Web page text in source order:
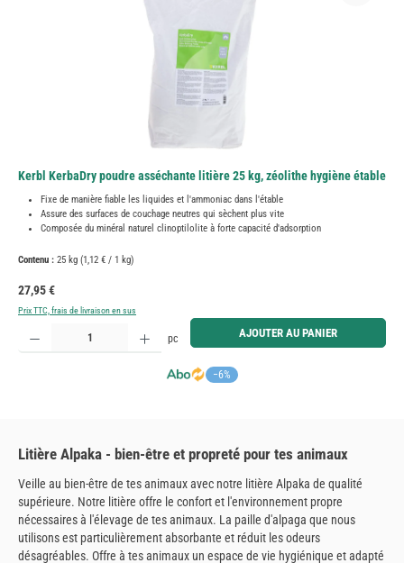
Kerbl KerbaDry poudre asséchante litière 25 kg, zéolithe hygiène étable
Fixe de manière fiable les liquides et l'ammoniac dans l'étable
Assure des surfaces de couchage neutres qui sèchent plus vite
Composée du minéral naturel clinoptilolite à forte capacité d'adsorption
Contenu : 25 kg (1,12 € / 1 kg)
Prix régulier :
27,95 €
Prix TTC, frais de livraison en sus
−6%
Quantité de produit : Entrez la quantité souhaitée ou utilisez les boutons pour augmenter ou
pc AJOUTER AU PANIER
Litière Alpaka - bien-être et propreté pour tes animaux
Veille au bien-être de tes animaux avec notre litière Alpaka de qualité
supérieure. Notre litière offre le confort et l'environnement propre
nécessaires à l'élevage de tes animaux. La paille d'alpaga que nous
utilisons est particulièrement absorbante et réduit les odeurs
désagréables. Offre à tes animaux un espace de vie hygiénique et adapté